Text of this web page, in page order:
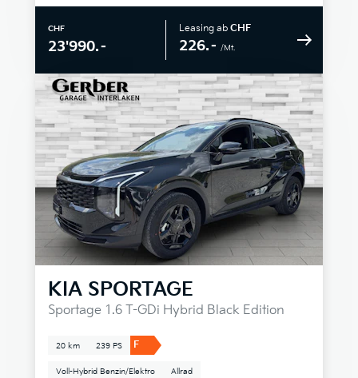
CHF
23'990.–
Leasing ab CHF
226.– /Mt.
KIA SPORTAGE
Sportage 1.6 T-GDi Hybrid Black Edition
20 km 239 PS F
Voll-Hybrid Benzin/Elektro Allrad